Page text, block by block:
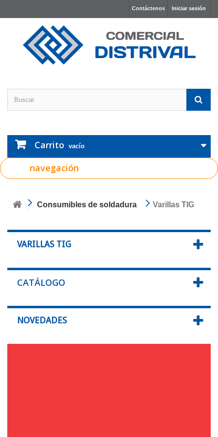
Iniciar sesión
Contáctenos
Carrito vacío
navegación
Consumibles de soldadura Varillas TIG
VARILLAS TIG
CATÁLOGO
NOVEDADES